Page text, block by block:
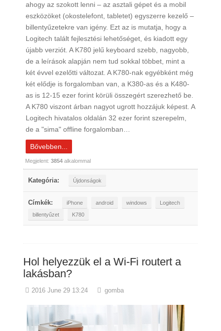
ahogy az szokott lenni – az asztali gépet és a mobil
eszközöket (okostelefont, tabletet) egyszerre kezelő –
billentyűzetekre van igény. Ezt az is mutatja, hogy a
Logitech talált fejlesztési lehetőséget, és kiadott egy
újabb verziót. A K780 jelű keyboard szebb, nagyobb,
de a leírások alapján nem tud sokkal többet, mint a
két évvel ezelőtti változat. A K780-nak egyébként még
két elődje is forgalomban van, a K380-as és a K480-
as is 12-15 ezer forint körüli összegért szerezhető be.
A K780 viszont árban nagyot ugrott hozzájuk képest. A
Logitech hivatalos oldalán 32 ezer forint szerepelm,
de a "sima" offline forgalomban…
Bővebben...
Megjelent: 3854alkalommal
Kategória: Újdonságok
Címkék: iPhone android windows
Logitech
billentyűzet
K780
Hol helyezzük el a Wi-Fi routert a
lakásban?
2016 June 29 13:24 gomba